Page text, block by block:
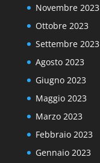
Novembre 2023
Ottobre 2023
Settembre 2023
Agosto 2023
Giugno 2023
Maggio 2023
Marzo 2023
Febbraio 2023
Gennaio 2023